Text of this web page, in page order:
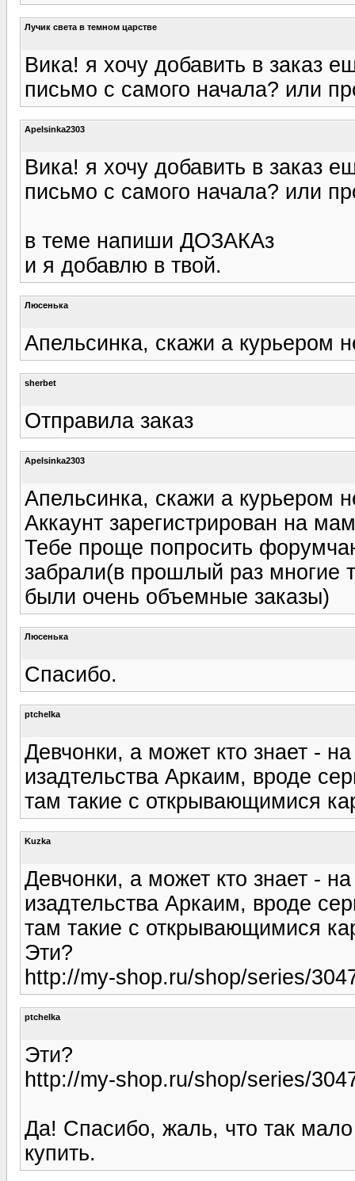
Лучик света в темном царстве
Вика! я хочу добавить в заказ
письмо с самого начала? или
Apelsinka2303
Вика! я хочу добавить в заказ
письмо с самого начала? или
в теме напиши ДОЗАКАз
и я добавлю в твой.
Люсенька
Апельсинка, скажи а курьером
sherbet
Отправила заказ
Apelsinka2303
Апельсинка, скажи а курьером
Аккаунт зарегистрирован на
Тебе проще попросить
забрали(в прошлый раз многие
были очень объемные заказы)
Люсенька
Спасибо.
ptchelka
Девчонки, а может кто знает -
изадтельства Аркаим, вроде
там такие с открывающимися
Kuzka
Девчонки, а может кто знает -
изадтельства Аркаим, вроде
там такие с открывающимися
Эти?
http://my-shop.ru/shop/series/
ptchelka
Эти?
http://my-shop.ru/shop/series/
Да! Спасибо, жаль, что так
купить.